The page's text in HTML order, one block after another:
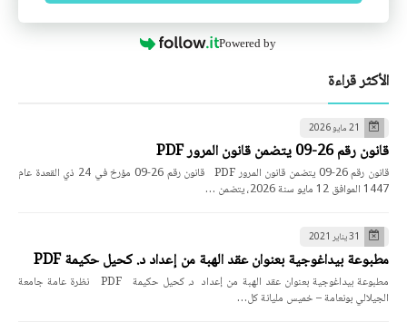
Powered by
الأكثر قراءة
21 مايو 2026
قانون رقم 26-09 يتضمن قانون المرور PDF
قانون رقم 26-09 يتضمن قانون المرور PDF قانون رقم 26-09 مؤرخ في 24 ذي القعدة عام
1447 الموافق 12 مايو سنة 2026، يتضمن …
31 يناير 2021
مطبوعة بيداغوجية بعنوان عقد الهبة من إعداد د. كحيل حكيمة PDF
مطبوعة بيداغوجية بعنوان عقد الهبة من إعداد د. كحيل حكيمة PDF نظرة عامة جامعة
الجيلالي بونعامة – خميس مليانة كل…